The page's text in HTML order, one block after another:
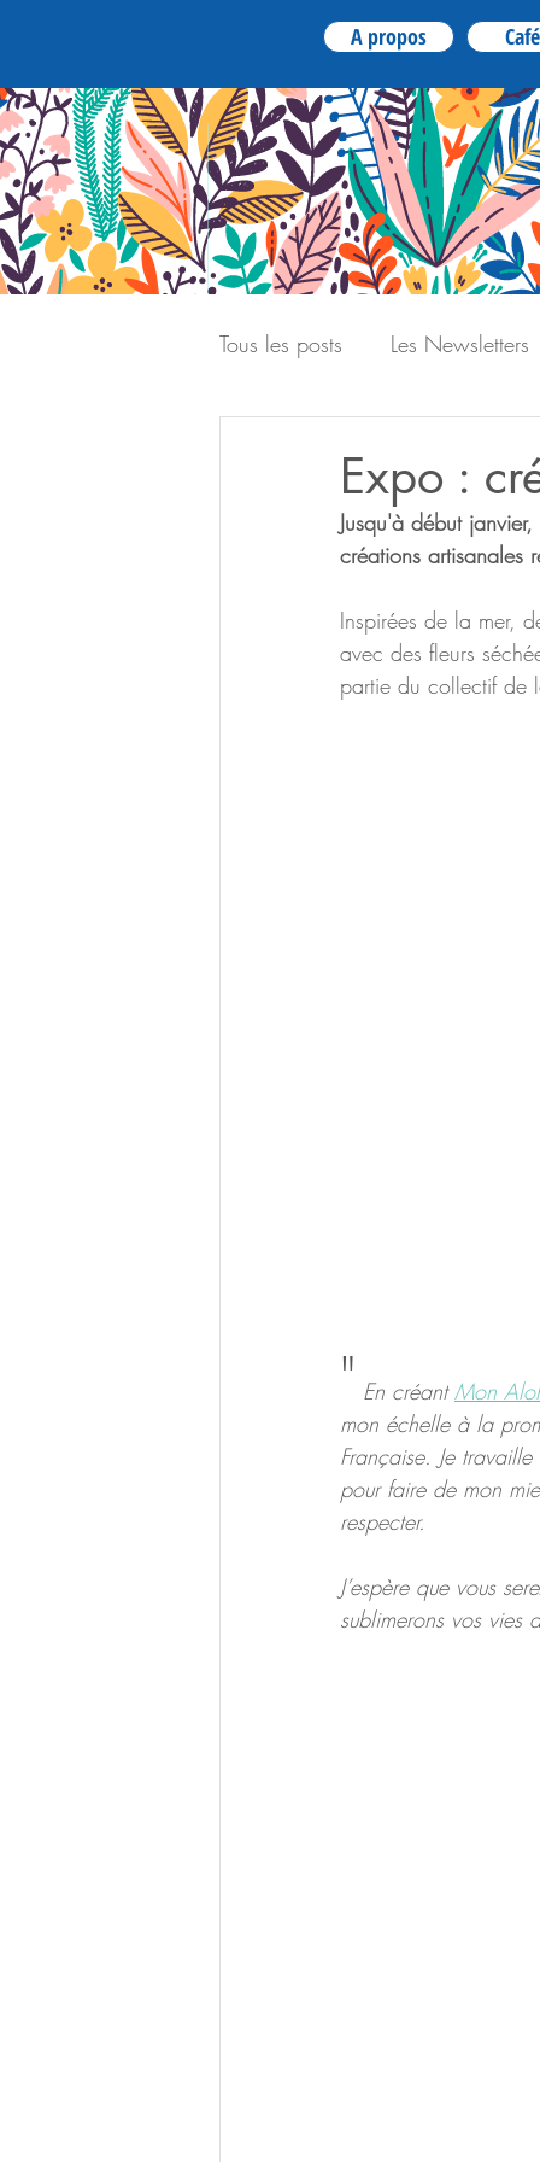
A propos
Tous les posts Les Newsletters
Expo :
Jusqu'à début
créations artisanales
Inspirées de la mer,
avec des fleurs
partie du collectif de
" En créant Mon
mon échelle à la
Française. Je
pour faire de mon
respecter.
J’espère que vous
sublimerons vos vies